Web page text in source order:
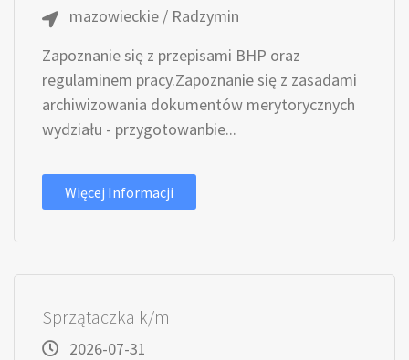
mazowieckie / Radzymin
Zapoznanie się z przepisami BHP oraz
regulaminem pracy.Zapoznanie się z zasadami
archiwizowania dokumentów merytorycznych
wydziału - przygotowanbie...
Więcej Informacji
Sprzątaczka k/m
2026-07-31